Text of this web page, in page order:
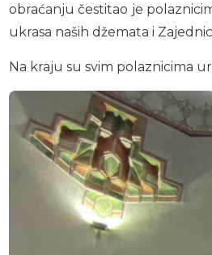
obraćanju čestitao je
ukrasa naših džemata i
Na kraju su svim polaznicima